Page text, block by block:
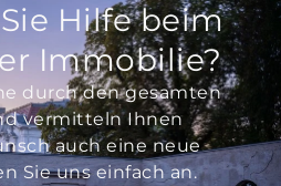
Hilfe beim
Immobilie?
durch den gesamten
vermitteln Ihnen
auch eine neue
Sie uns einfach an.